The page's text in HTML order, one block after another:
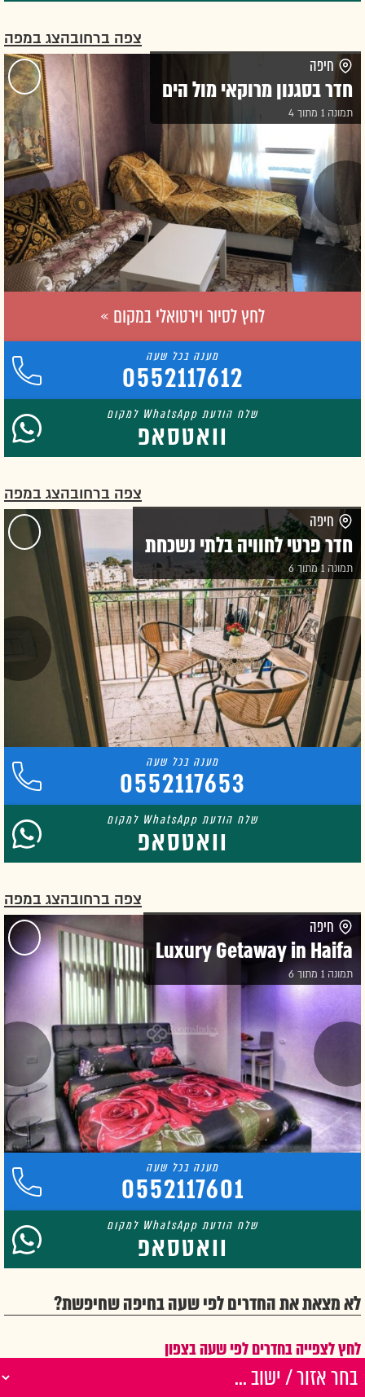
צפה ברחובהצג במפה
חיפה
חדר בסגנון מרוקאי מול הים
תמונה 1 מתוך 4
לחץ לסיור וירטואלי במקום »
0552117612
וואטסאפ
צפה ברחובהצג במפה
חיפה
חדר פרטי לחוויה בלתי נשכחת
תמונה 1 מתוך 6
0552117653
וואטסאפ
צפה ברחובהצג במפה
חיפה
Luxury Getaway in Haifa
תמונה 1 מתוך 6
0552117601
וואטסאפ
לא מצאת את החדרים לפי שעה בחיפה שחיפשת?
לחץ לצפייה בחדרים לפי שעה בצפון